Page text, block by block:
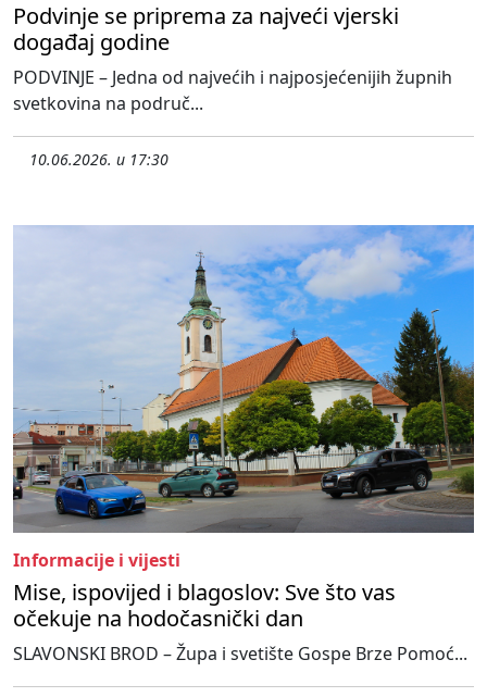
Podvinje se priprema za najveći vjerski
događaj godine
PODVINJE – Jedna od najvećih i najposjećenijih župnih
svetkovina na područ...
10.06.2026. u 17:30
Informacije i vijesti
Mise, ispovijed i blagoslov: Sve što vas
očekuje na hodočasnički dan
SLAVONSKI BROD – Župa i svetište Gospe Brze Pomoć...